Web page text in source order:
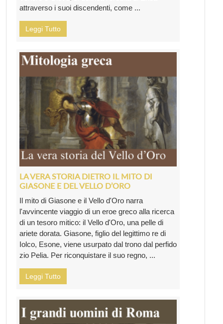
attraverso i suoi discendenti, come ...
Leggi Tutto
LA VERA STORIA DIETRO IL MITO DI
GIASONE E DEL VELLO D’ORO
Il mito di Giasone e il Vello d'Oro narra
l'avvincente viaggio di un eroe greco alla ricerca
di un tesoro mitico: il Vello d'Oro, una pelle di
ariete dorata. Giasone, figlio del legittimo re di
Iolco, Esone, viene usurpato dal trono dal perfido
zio Pelia. Per riconquistare il suo regno, ...
Leggi Tutto